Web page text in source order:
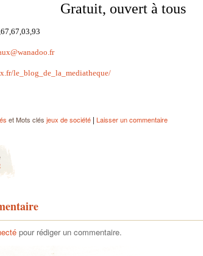
Gratuit, ouvert à tous
le_blog_de_la_mediatheque/
et Mots clés jeux de société | Laisser un commentaire
pour rédiger un commentaire.